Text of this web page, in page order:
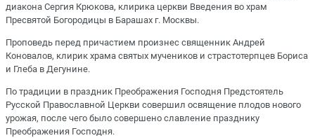
диакона Сергия Крюкова, клирика церкви Введения во храм
Пресвятой Богородицы в Барашах г. Москвы.
Проповедь перед причастием произнес священник Андрей
Коновалов, клирик храма святых мучеников и страстотерпцев Бориса
и Глеба в Дегунине.
По традиции в праздник Преображения Господня Предстоятель
Русской Православной Церкви совершил освящение плодов нового
урожая, после чего было совершено славление празднику
Преображения Господня.